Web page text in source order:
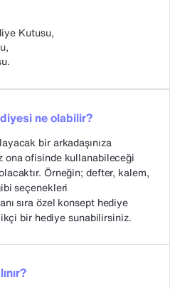
Kutusu,
ne olabilir?
bir arkadaşınıza
ona ofisinde kullanabileceği
Örneğin; defter, kalem,
seçenekleri
sıra özel konsept hediye
bir hediye sunabilirsiniz.